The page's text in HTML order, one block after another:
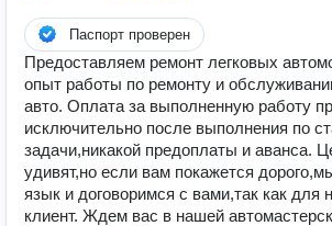
Паспорт проверен
Предоставляем ремонт легковых
опыт работы по ремонту и
авто. Оплата за выполненную работу
исключительно после выполнения по
задачи,никакой предоплаты и аванса.
удивят,но если вам покажется
язык и договоримся с вами,так как для
клиент. Ждем вас в нашей